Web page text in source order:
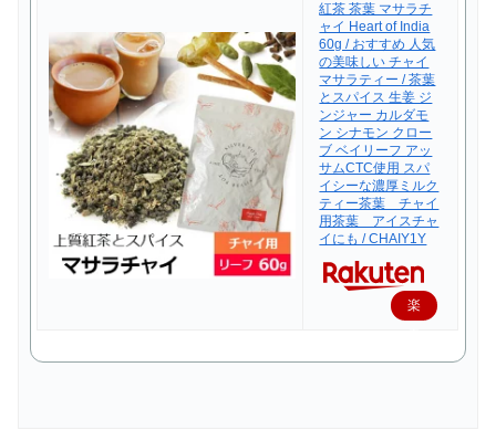
紅茶 茶葉 マサラチ
ャイ Heart of India
60g / おすすめ 人気
の美味しい チャイ
マサラティー / 茶葉
とスパイス 生姜 ジ
ンジャー カルダモ
ン シナモン クロー
ブ ベイリーフ アッ
サムCTC使用 スパ
イシーな濃厚ミルク
ティー茶葉 チャイ
用茶葉 アイスチャ
イにも / CHAIY1Y
楽
で